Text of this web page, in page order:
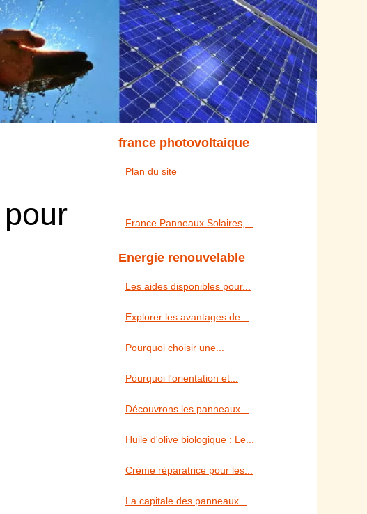
france photovoltaique
Plan du site
France Panneaux Solaires,...
Energie renouvelable
Les aides disponibles pour...
Explorer les avantages de...
Pourquoi choisir une...
Pourquoi l'orientation et...
Découvrons les panneaux...
Huile d'olive biologique : Le...
Crème réparatrice pour les...
La capitale des panneaux...